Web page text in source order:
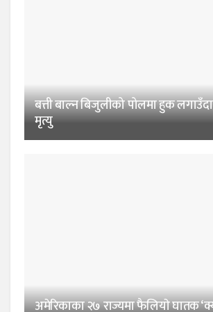
बत्ती बाल्न बिजुलीको पोलमा हुक
मृत्यु
अमेरिकाका २७ राज्यमा फैलियाे घातक